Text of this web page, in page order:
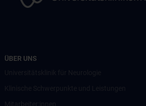
ÜBER UNS